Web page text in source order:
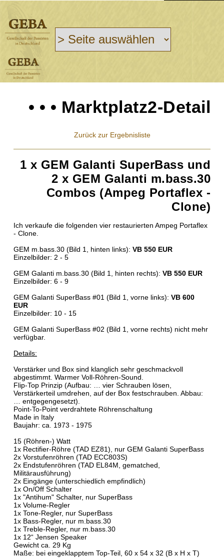
• • • Marktplatz2-Detail
Zurück zur Ergebnisliste
1 x GEM Galanti SuperBass und
2 x GEM Galanti m.bass.30
Combos (Ampeg Portaflex -
Clone)
Ich verkaufe die folgenden vier restaurierten Ampeg Portaflex
- Clone.
GEM m.bass.30 (Bild 1, hinten links): VB 550 EUR
Einzelbilder: 2 - 5
GEM Galanti m.bass.30 (Bild 1, hinten rechts): VB 550 EUR
Einzelbilder: 6 - 9
GEM Galanti SuperBass #01 (Bild 1, vorne links): VB 600
EUR
Einzelbilder: 10 - 15
GEM Galanti SuperBass #02 (Bild 1, vorne rechts) nicht mehr
verfügbar.
Details:
Verstärker und Box sind klanglich sehr geschmackvoll
abgestimmt. Warmer Voll-Röhren-Sound.
Flip-Top Prinzip (Aufbau: … vier Schrauben lösen,
Verstärkerteil umdrehen, auf der Box festschrauben. Abbau:
… entgegengesetzt).
Point-To-Point verdrahtete Röhrenschaltung
Made in Italy
Baujahr: ca. 1973 - 1975
15 (Röhren-) Watt
1x Rectifier-Röhre (TAD EZ81), nur GEM Galanti SuperBass
2x Vorstufenröhren (TAD ECC803S)
2x Endstufenröhren (TAD EL84M, gematched,
Militärausführung)
2x Eingänge (unterschiedlich empfindlich)
1x On/Off Schalter
1x "Antihum" Schalter, nur SuperBass
1x Volume-Regler
1x Tone-Regler, nur SuperBass
1x Bass-Regler, nur m.bass.30
1x Treble-Regler, nur m.bass.30
1x 12“ Jensen Speaker
Gewicht ca. 29 Kg
Maße: bei eingeklapptem Top-Teil, 60 x 54 x 32 (B x H x T)